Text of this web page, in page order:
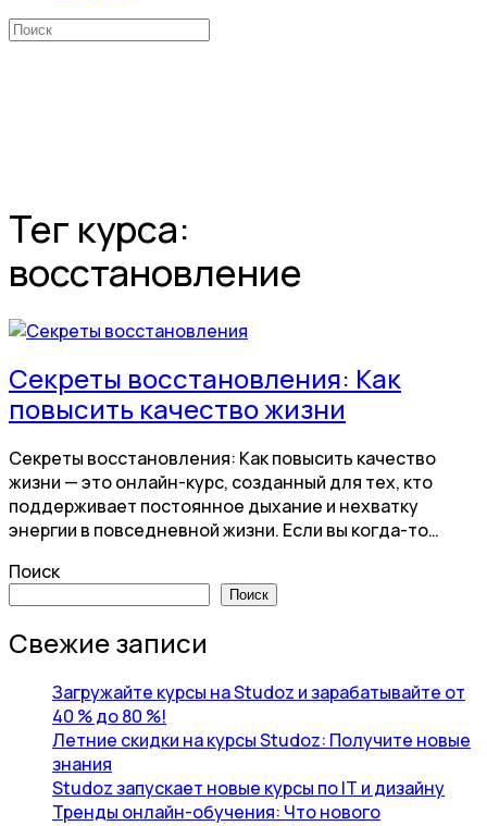
Искать:
Тег курса:
восстановление
Секреты восстановления: Как
повысить качество жизни
Секреты восстановления: Как повысить качество
жизни — это онлайн-курс, созданный для тех, кто
поддерживает постоянное дыхание и нехватку
энергии в повседневной жизни. Если вы когда-то…
Поиск
Поиск
Свежие записи
Загружайте курсы на Studoz и зарабатывайте от
40 % до 80 %!
Летние скидки на курсы Studoz: Получите новые
знания
Studoz запускает новые курсы по IT и дизайну
Тренды онлайн-обучения: Что нового